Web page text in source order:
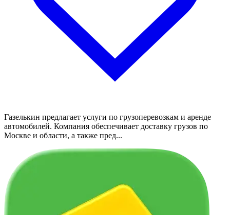
Газелькин предлагает услуги по грузоперевозкам и аренде
автомобилей. Компания обеспечивает доставку грузов по
Москве и области, а также пред...